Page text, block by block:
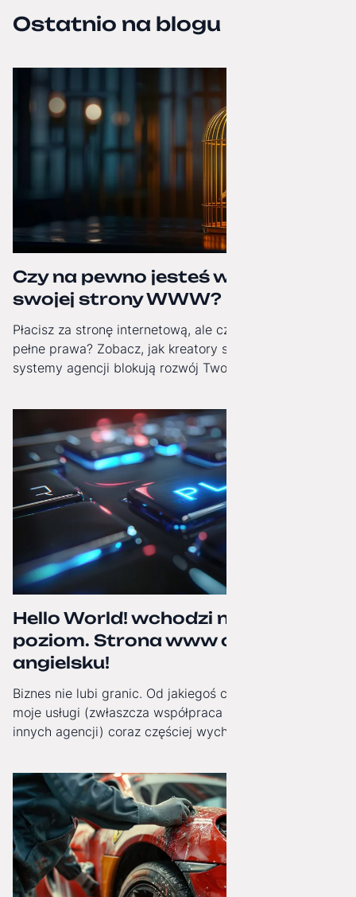
Ostatnio na blogu
Czy na pewno jesteś właścicielem
swojej strony WWW?
Płacisz za stronę internetową, ale czy masz do niej
pełne prawa? Zobacz, jak kreatory stron i zamknięte
systemy agencji blokują rozwój Twojej firmy i jak
Hello World! wchodzi na wyższy
poziom. Strona www oficjalnie po
angielsku!
Biznes nie lubi granic. Od jakiegoś czasu obserwuję, jak
moje usługi (zwłaszcza współpraca White-Label dla
innych agencji) coraz częściej wychodzą poza Polskę.
angielską wersję językową!